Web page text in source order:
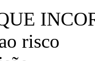
risco